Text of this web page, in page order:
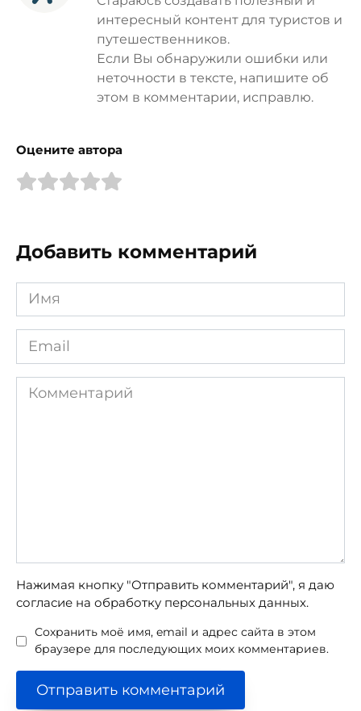
интересный контент для туристов и
путешественников.
Если Вы обнаружили ошибки или
неточности в тексте, напишите об
этом в комментарии, исправлю.
Оцените автора
Добавить комментарий
Имя
*
Email
*
Комментарий
Нажимая кнопку "Отправить комментарий", я даю
согласие на обработку персональных данных.
Сохранить моё имя, email и адрес сайта в этом
браузере для последующих моих комментариев.